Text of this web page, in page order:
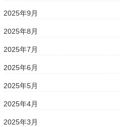
2025年9月
2025年8月
2025年7月
2025年6月
2025年5月
2025年4月
2025年3月